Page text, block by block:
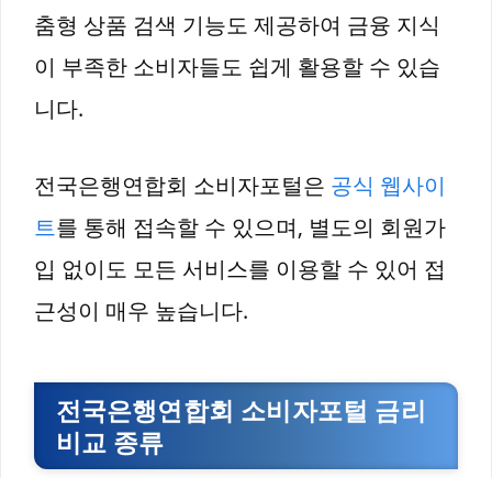
춤형 상품 검색 기능도 제공하여 금융 지식
이 부족한 소비자들도 쉽게 활용할 수 있습
니다.
전국은행연합회 소비자포털은 공식 웹사이
트를 통해 접속할 수 있으며, 별도의 회원가
입 없이도 모든 서비스를 이용할 수 있어 접
근성이 매우 높습니다.
전국은행연합회 소비자포털 금리
비교 종류